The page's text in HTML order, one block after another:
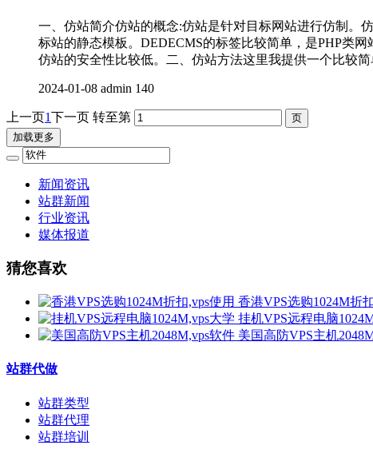
一、仿站简介仿站的概念:仿站是针对目标网站进行仿制。
标站的静态模板。DEDECMS的标签比较简单，是PHP类
仿站的安全性比较低。二、仿站方法这里我提供一个比较简
2024-01-08 admin 140
上一页1下一页 转至第
加载更多
新闻资讯
站群新闻
行业资讯
媒体报道
猜您喜欢
香港VPS选购1024M折
挂机VPS远程电脑
美国高防VPS主机
站群代做
站群类型
站群代理
站群培训